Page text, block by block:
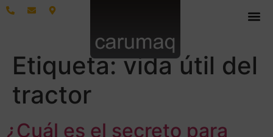
Etiqueta:vida útil del
tractor
¿Cuál es el secreto para